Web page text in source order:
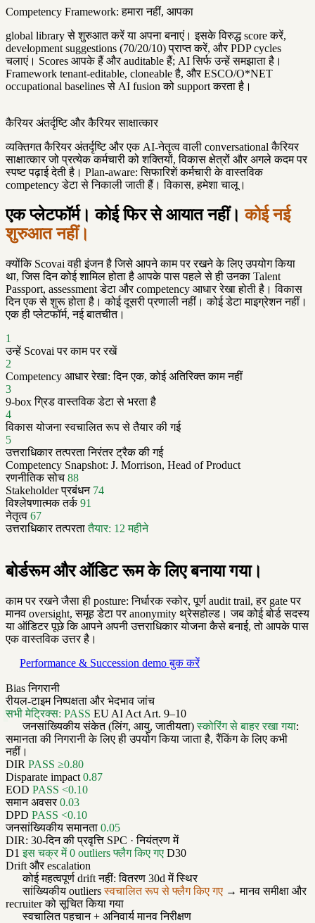
Competency Framework: हमारा नहीं, आपका
global library से शुरुआत करें या अपना बनाएं। इसके विरुद्ध score करें,
development suggestions (70/20/10) प्राप्त करें, और PDP cycles
चलाएं। Scores आपके हैं और auditable हैं; AI सिर्फ उन्हें समझाता है।
Framework tenant-editable, cloneable है, और ESCO/O*NET
occupational baselines से AI fusion को support करता है।
कैरियर अंतर्दृष्टि और कैरियर साक्षात्कार
व्यक्तिगत कैरियर अंतर्दृष्टि और एक AI-नेतृत्व वाली conversational कैरियर
साक्षात्कार जो प्रत्येक कर्मचारी को शक्तियों, विकास क्षेत्रों और अगले कदम पर
स्पष्ट पढ़ाई देती है। Plan-aware: सिफारिशें कर्मचारी के वास्तविक
competency डेटा से निकाली जाती हैं। विकास, हमेशा चालू।
एक प्लेटफॉर्म। कोई फिर से आयात नहीं।कोई नई
शुरुआत नहीं।
क्योंकि Scovai वही इंजन है जिसे आपने काम पर रखने के लिए उपयोग किया
था, जिस दिन कोई शामिल होता है आपके पास पहले से ही उनका Talent
Passport, assessment डेटा और competency आधार रेखा होती है। विकास
दिन एक से शुरू होता है। कोई दूसरी प्रणाली नहीं। कोई डेटा माइग्रेशन नहीं।
एक ही प्लेटफॉर्म, नई बातचीत।
1
उन्हें Scovai पर काम पर रखें
2
Competency आधार रेखा: दिन एक, कोई अतिरिक्त काम नहीं
3
9-box ग्रिड वास्तविक डेटा से भरता है
4
विकास योजना स्वचालित रूप से तैयार की गई
5
उत्तराधिकार तत्परता निरंतर ट्रैक की गई
Competency Snapshot: J. Morrison, Head of Product
रणनीतिक सोच 88
Stakeholder प्रबंधन 74
विश्लेषणात्मक तर्क 91
नेतृत्व 67
उत्तराधिकार तत्परता तैयार: 12 महीने
बोर्डरूम और ऑडिट रूम के लिए बनाया गया।
काम पर रखने जैसा ही posture: निर्धारक स्कोर, पूर्ण audit trail, हर gate पर
मानव oversight, समूह डेटा पर anonymity थ्रेसहोल्ड। जब कोई बोर्ड सदस्य
या ऑडिटर पूछे कि आपने अपनी उत्तराधिकार योजना कैसे बनाई, तो आपके पास
एक वास्तविक उत्तर है।
Performance & Succession demo बुक करें
Bias निगरानी
रीयल-टाइम निष्पक्षता और भेदभाव जांच
सभी मेट्रिक्स: PASS EU AI Act Art. 9–10
जनसांख्यिकीय संकेत (लिंग, आयु, जातीयता)स्कोरिंग से बाहर रखा गया:
समानता की निगरानी के लिए ही उपयोग किया जाता है, रैंकिंग के लिए कभी
नहीं।
DIR PASS ≥0.80
Disparate impact 0.87
EOD PASS <0.10
समान अवसर 0.03
DPD PASS <0.10
जनसांख्यिकीय समानता 0.05
DIR: 30-दिन की प्रवृत्ति SPC · नियंत्रण में
D1 इस चक्र में 0 outliers फ्लैग किए गए D30
Drift और escalation
कोई महत्वपूर्ण drift नहीं: वितरण 30d में स्थिर
सांख्यिकीय outliersस्वचालित रूप से फ्लैग किए गए → मानव समीक्षा और
recruiter को सूचित किया गया
स्वचालित पहचान + अनिवार्य मानव निरीक्षण